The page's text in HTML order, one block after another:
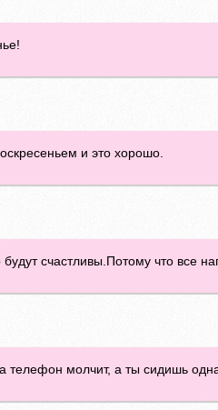
и это хорошо.
счастливы.Потому что все
телефон молчит, а ты сидишь